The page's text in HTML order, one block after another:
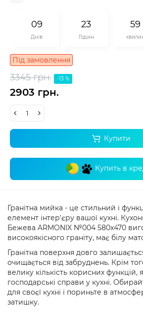
09
Днів
23
Годин
59
Під замовлення
3345 грн. -13 %
2903 грн.
Купити
Купить в
Гранітна мийка - це стильний і
елемент інтер'єру вашої кухні.
Бежева ARMONIX №004 580x470
високоякісного граніту, має білу
Гранітна поверхня довго
очищається від забруднень. Крім
велику кількість корисних функцій,
господарські справи у кухні.
для своєї кухні і пориньте в
затишку.